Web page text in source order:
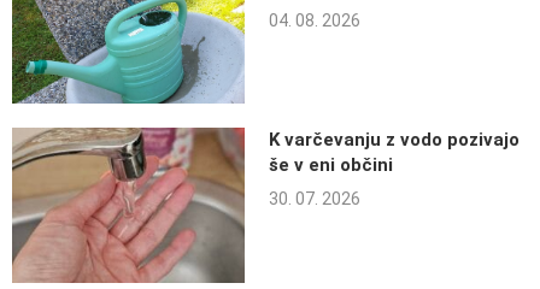
04. 08. 2026
K varčevanju z vodo pozivajo
še v eni občini
30. 07. 2026